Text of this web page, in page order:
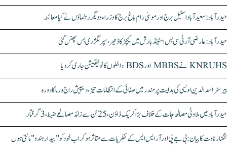
حیدرآباد: سعیدآباد اسٹیل برج اور موسیٰ رام باغ برج کا وزراء و دیگر رہنماؤں نے کیا معائنہ
حیدرآباد: عارضی آر ٹی سی بس اسٹینڈ بارش میں کیچڑ کا ڈھیر، سپر لگژری بس پھنس گئی
KNRUHS نے MBBS اور BDS داخلوں کا نوٹیفکیشن جاری کر دیا
بیرسٹر اسدالدین اویسی کی ہدایت پر مندر میں صفائی کے انتظامات تیز، دیپیش راج ورما کا دورہ
حیدرآباد میں ملاوٹی مصالحہ جات کے خلاف بڑا کریک ڈاؤن، 25 ٹن سے زائد مصالحے ضبط، 3 گرفتار
کنگنا رناوت کا بیان: بی جے پی اور آر ایس ایس کے نظریات سے متاثر ہو کر اب خود کو "بیدار ہندو" مانتی ہوں